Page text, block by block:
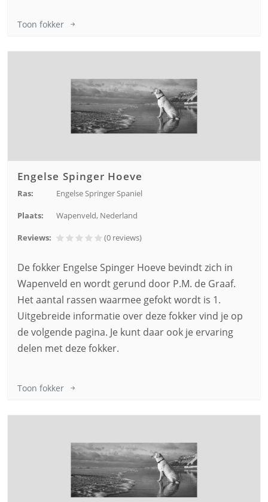
Toon fokker
Engelse Spinger Hoeve
Ras: Engelse Springer Spaniel
Plaats: Wapenveld, Nederland
Reviews: (0 reviews)
De fokker Engelse Spinger Hoeve bevindt zich in
Wapenveld en wordt gerund door P.M. de Graaf.
Het aantal rassen waarmee gefokt wordt is 1.
Uitgebreide informatie over deze fokker vind je op
de volgende pagina. Je kunt daar ook je ervaring
delen met deze fokker.
Toon fokker